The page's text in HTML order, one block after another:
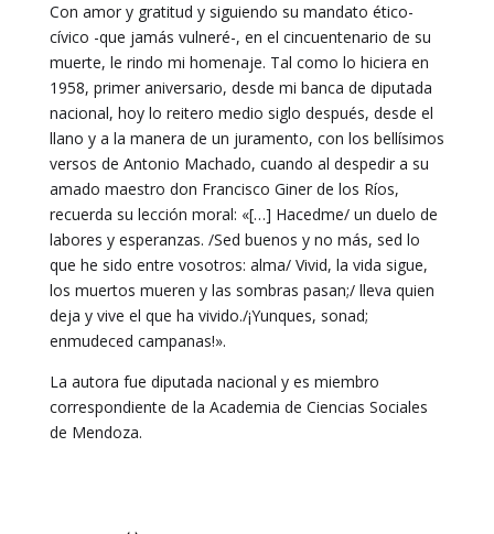
Con amor y gratitud y siguiendo su mandato ético-
cívico -que jamás vulneré-, en el cincuentenario de su
muerte, le rindo mi homenaje. Tal como lo hiciera en
1958, primer aniversario, desde mi banca de diputada
nacional, hoy lo reitero medio siglo después, desde el
llano y a la manera de un juramento, con los bellísimos
versos de Antonio Machado, cuando al despedir a su
amado maestro don Francisco Giner de los Ríos,
recuerda su lección moral: «[…] Hacedme/ un duelo de
labores y esperanzas. /Sed buenos y no más, sed lo
que he sido entre vosotros: alma/ Vivid, la vida sigue,
los muertos mueren y las sombras pasan;/ lleva quien
deja y vive el que ha vivido./¡Yunques, sonad;
enmudeced campanas!».
La autora fue diputada nacional y es miembro
correspondiente de la Academia de Ciencias Sociales
de Mendoza.